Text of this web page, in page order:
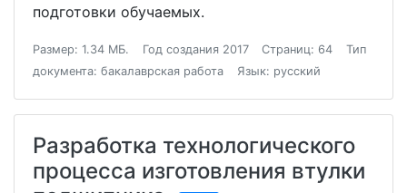
подготовки обучаемых.
Размер: 1.34 МБ. Год создания 2017 Страниц: 64
Тип
документа: бакалаврская работа
Язык: русский
Разработка технологического
процесса изготовления втулки